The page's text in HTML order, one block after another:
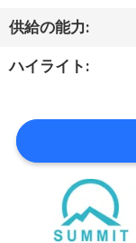
私
達
つ
い
供給の能力:
ハイライト: